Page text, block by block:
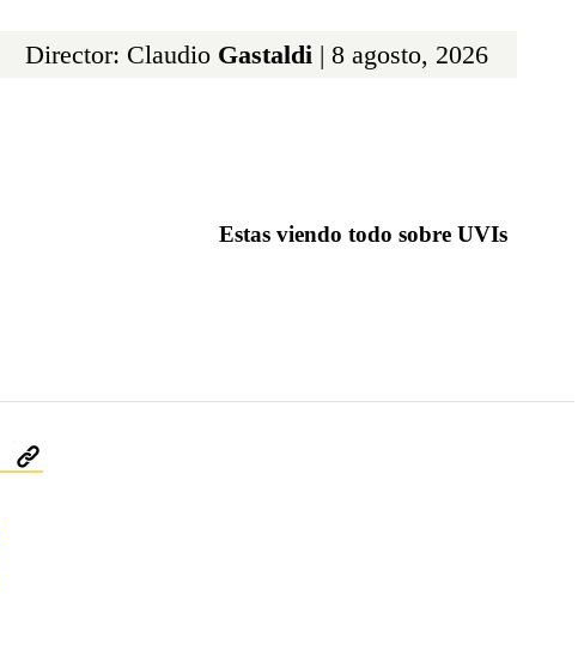
Director: Claudio Gastaldi | 8 agosto, 2026
Estas viendo todo sobre UVIs